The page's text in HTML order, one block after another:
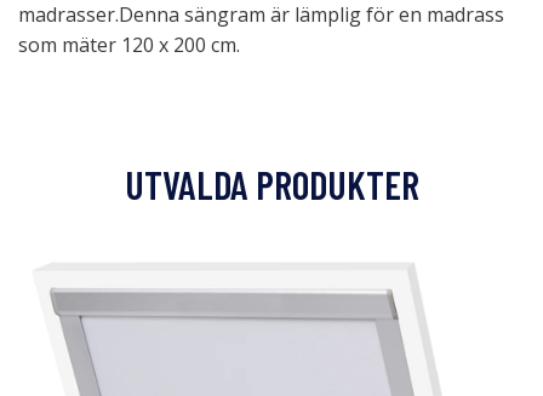
madrasser.Denna sängram är lämplig för en madrass
som mäter 120 x 200 cm.
UTVALDA PRODUKTER